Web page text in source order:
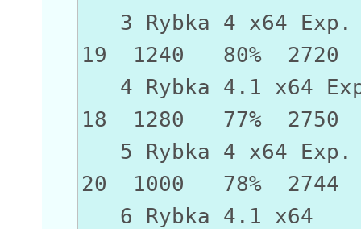
3 Rybka 4
19 1240 80% 2720
4 Rybka 4.1 x64
18 1280 77% 2750
5 Rybka 4
20 1000 78% 2744
6 Rybka